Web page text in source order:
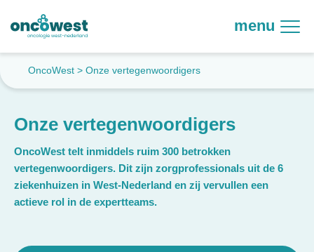
menu
OncoWest > Onze vertegenwoordigers
Onze vertegenwoordigers
OncoWest telt inmiddels ruim 300 betrokken
vertegenwoordigers. Dit zijn zorgprofessionals uit de 6
ziekenhuizen in West-Nederland en zij vervullen een
actieve rol in de expertteams.